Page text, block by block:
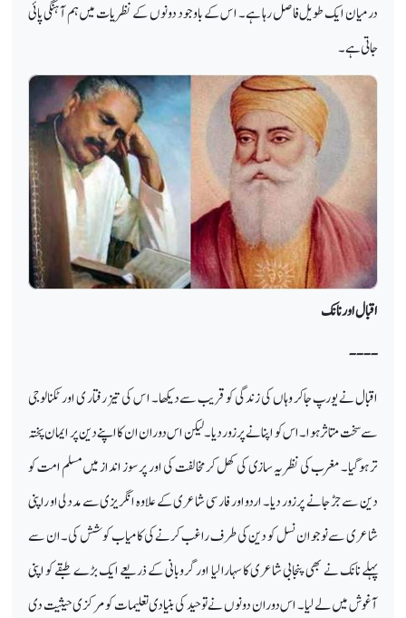
درمیان ایک طویل فاصل رہا ہے۔ ا س کے باوجود دونوں کے نظریات میں ہم آہنگی پائی
جاتی ہے۔
اقبال اور نانک
----
اقبال نے یورپ جاکر وہاں کی زندگی کو قریب سے دیکھا۔ ا س کی تیز رفتار ی اور ٹکنالوجی
سے سخت متاثر ہوا۔ اس کو اپنانے پر زور دیا۔لیکن اس دوران ان کا اپنے دین پر ایمان پختہ
تر ہوگیا۔ مغرب کی نظریہ سازی کی کھل کر مخالفت کی اور پرسوز انداز میں مسلم امت کو
دین سے جڑ جانے پر زور دیا۔ اردو اور فارسی شاعری کے علاوہ انگریزی سے مدد لی او راپنی
شاعری سے نوجوان نسل کو دین کی طرف راغب کرنے کی کامیاب کوشش کی۔ ان سے
پہلے نانک نے بھی پنجابی شاعری کا سہارا لیا اور گروبانی کے ذریعے ایک بڑے طبقے کو اپنی
آغوش میں لے لیا۔ اس دوران دونوں نے توحید کی بنیادی تعلیمات کو مرکزی حیثیت دی